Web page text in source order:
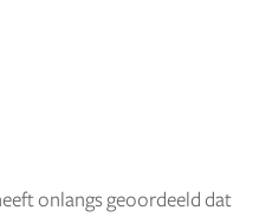
onlangs geoordeeld dat